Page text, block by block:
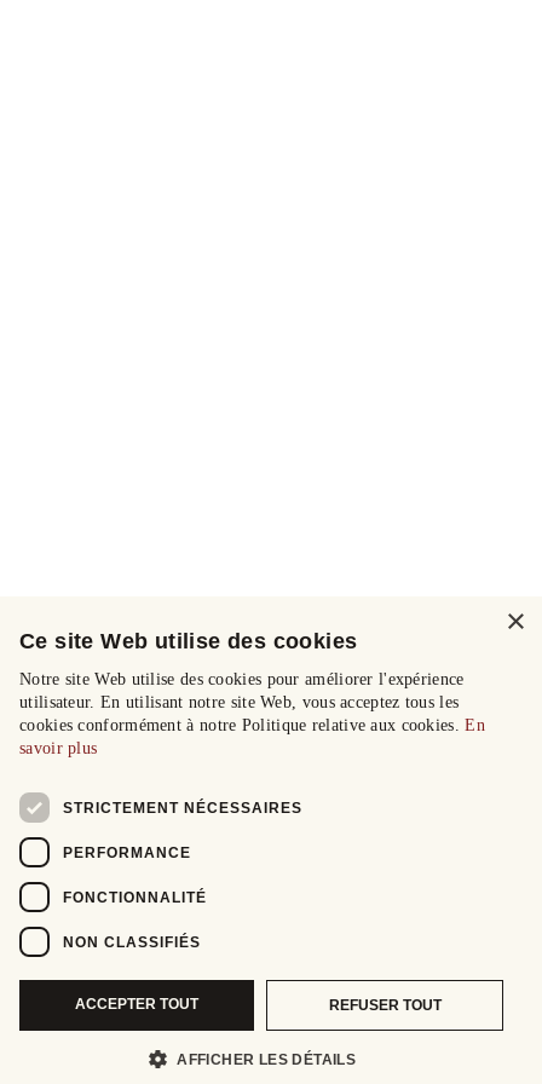
×
Ce site Web utilise des cookies
Notre site Web utilise des cookies pour améliorer l'expérience
utilisateur. En utilisant notre site Web, vous acceptez tous les
cookies conformément à notre Politique relative aux cookies.En
savoir plus
STRICTEMENT NÉCESSAIRES
PERFORMANCE
FONCTIONNALITÉ
NON CLASSIFIÉS
ACCEPTER TOUT REFUSER TOUT
AFFICHER LES DÉTAILS